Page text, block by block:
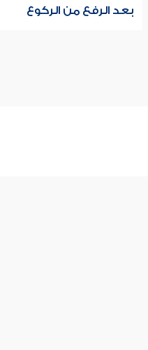
بعد الرفع من الركوع